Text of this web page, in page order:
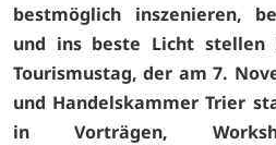
bestmöglich inszenieren,
und ins beste Licht stellen
Tourismustag, der am 7.
und Handelskammer Trier
in Vorträgen,